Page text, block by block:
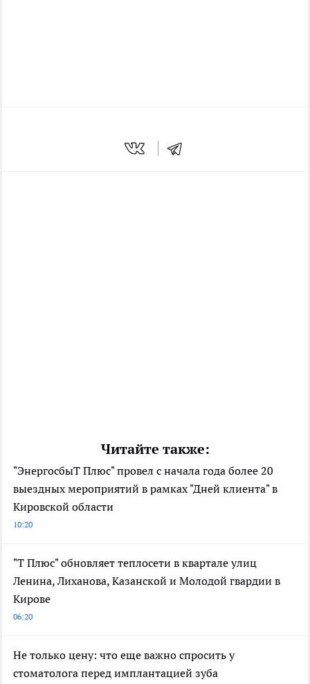
Читайте также:
"ЭнергосбыТ Плюс" провел с начала года более 20
выездных мероприятий в рамках "Дней клиента" в
Кировской области
10:20
"Т Плюс" обновляет теплосети в квартале улиц
Ленина, Лиханова, Казанской и Молодой гвардии в
Кирове
06:20
Не только цену: что еще важно спросить у
стоматолога перед имплантацией зуба